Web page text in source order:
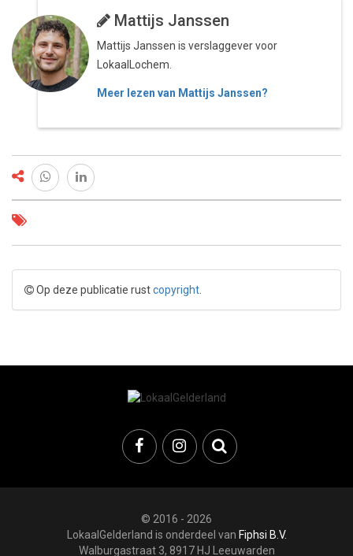
Mattijs Janssen
Mattijs Janssen is verslaggever voor
LokaalLochem.
Meer lezen van Mattijs Janssen?
Op deze publicatie rustcopyright
© 2016 - 2026
LokaalGelderland is onderdeel van Fiphsi B.V.
Walburgastraat 3, 8917 HJ Leeuwarden